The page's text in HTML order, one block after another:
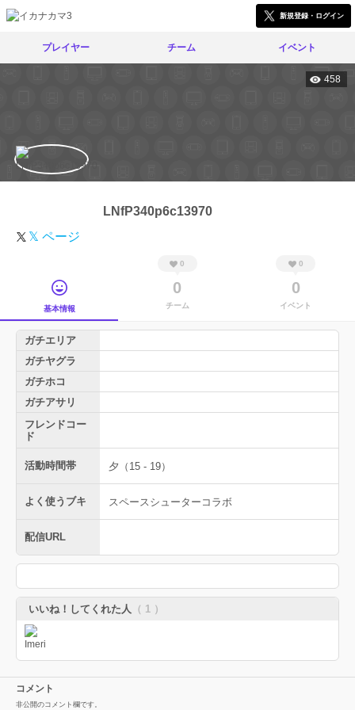
新規登録・ログイン
プレイヤー チーム イベント
458
LNfP340p6c13970
𝕏 ページ
基本情報
0
0
チーム
0
0
イベント
ガチエリア
ガチヤグラ
ガチホコ
ガチアサリ
フレンドコー
ド
活動時間帯 夕（15 - 19）
よく使うブキ スペースシューターコラボ
配信URL
いいね！してくれた人 （ 1 ）
コメント
非公開のコメント欄です。